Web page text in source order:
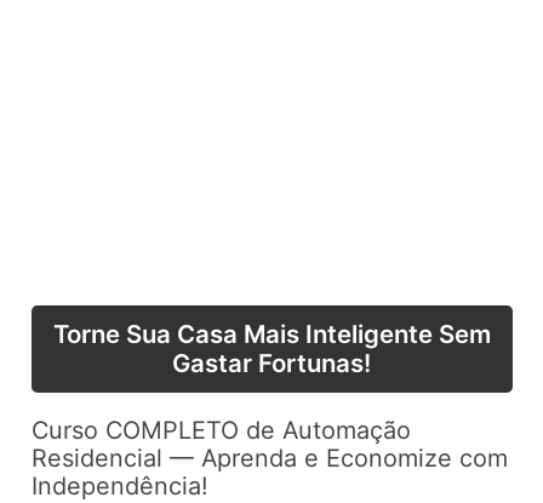
Torne Sua Casa Mais Inteligente Sem
Gastar Fortunas!
Curso COMPLETO de Automação
Residencial — Aprenda e Economize com
Independência!